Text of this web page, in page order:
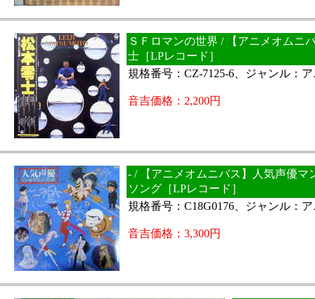
ＳＦロマンの世界 / 【アニメオムニ
士［LPレコード］
規格番号：CZ-7125-6、ジャンル：
音吉価格：2,200円
- / 【アニメオムニバス】人気声優マ
ソング［LPレコード］
規格番号：C18G0176、ジャンル：
音吉価格：3,300円